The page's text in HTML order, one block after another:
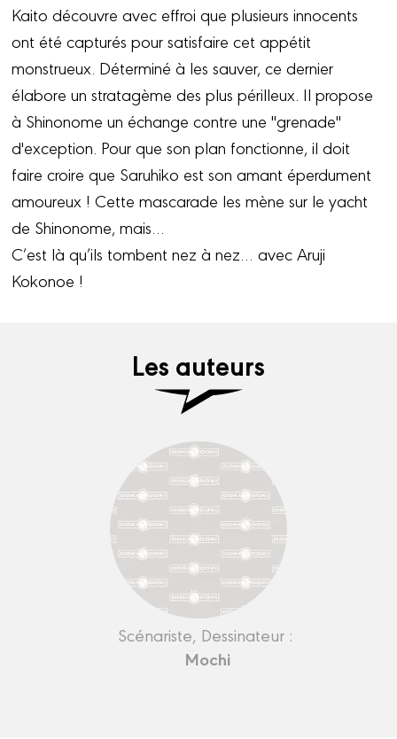
Kaito découvre avec effroi que plusieurs innocents
ont été capturés pour satisfaire cet appétit
monstrueux. Déterminé à les sauver, ce dernier
élabore un stratagème des plus périlleux. Il propose
à Shinonome un échange contre une "grenade"
d'exception. Pour que son plan fonctionne, il doit
faire croire que Saruhiko est son amant éperdument
amoureux ! Cette mascarade les mène sur le yacht
de Shinonome, mais…
C’est là qu’ils tombent nez à nez… avec Aruji
Kokonoe !
Les auteurs
Scénariste, Dessinateur :
Mochi